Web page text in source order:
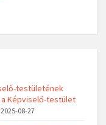
testületének
a Képviselő-testület
2025-08-27